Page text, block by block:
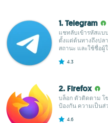
1. Telegram
แชทลับเข้ารหัสแบ
ตั้งแต่ต้นทางถึงปล
สถานะ และใช้ชื่อผู้
4.3
2. Firefox
บล็อก ตัวติดตาม
ป้องกัน ความเป็นส่
4.6